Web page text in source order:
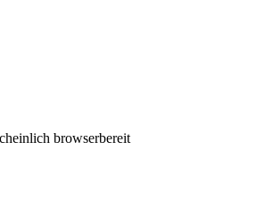
browserbereit